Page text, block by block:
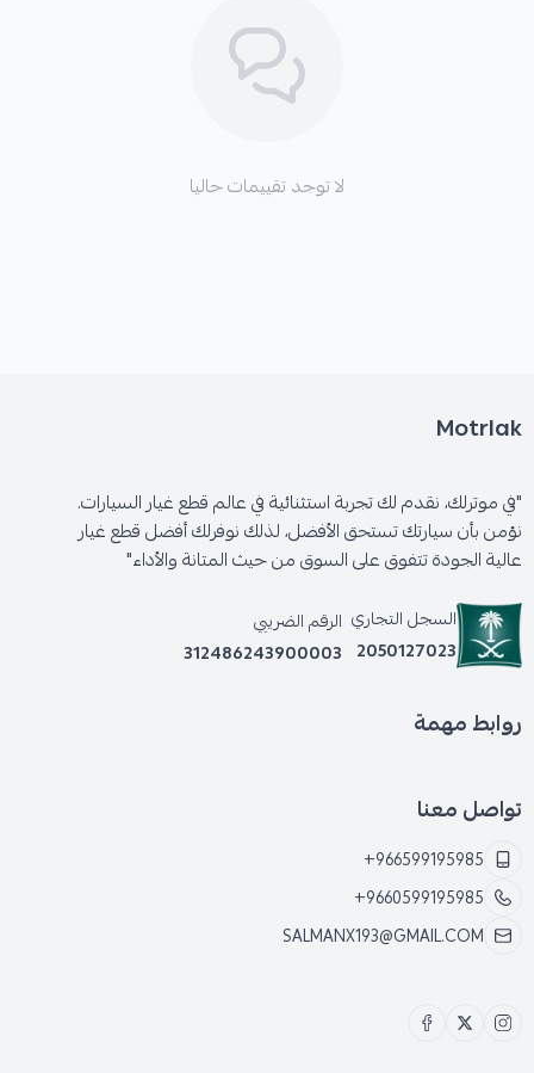
اهتزازات في دواسة الفرامل أو عجلة القيادة.
لا توجد تقييمات حاليا
Motrlak
"في موترلك، نقدم لك تجربة استثنائية في عالم قطع غيار السيارات.
نؤمن بأن سيارتك تستحق الأفضل، لذلك نوفرلك أفضل قطع غيار
عالية الجودة تتفوق على السوق من حيث المتانة والأداء"
السجل التجاري
2050127023
الرقم الضريبي
312486243900003
روابط مهمة
تواصل معنا
+966599195985
+9660599195985
SALMANX193@GMAIL.COM